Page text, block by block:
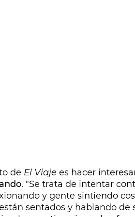
de El Viaje es hacer
. "Se trata de intentar
y gente sintiendo
sentados y hablando de